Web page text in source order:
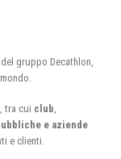
gruppo Decathlon,
tra cui club
e aziende
e clienti.